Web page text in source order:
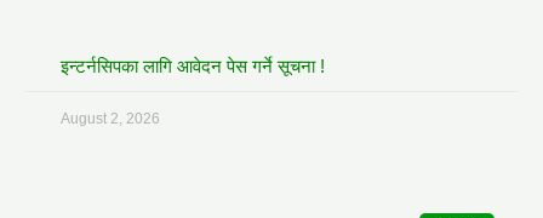
इन्टर्नसिपका लागि आवेदन पेस गर्ने सूचना !
August 2, 2026